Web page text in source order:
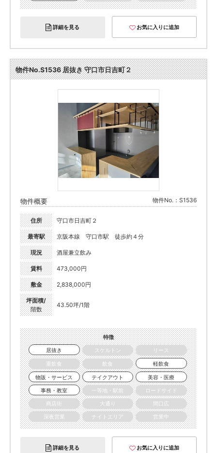
詳細を見る お気に入りに追加
物件No.S1536 居抜き 守口市日吉町２
物件概要 物件No.：S1536
住所 守口市日吉町２
最寄駅 京阪本線 守口市駅 徒歩約４分
現況 酒屋兼立飲み
賃料 473,000円
敷金 2,838,000円
坪面積/
階数
43.50坪/1階
特徴
居抜き
スケルトン
リース
重飲食
飲食
軽飲食
物販・サービス
テイクアウト
美容・医療
事務・教室
一等地・駅前
ロードサイド
商店街
大通り
間口広
深夜営業
ナイトエリア 営業中
詳細を見る お気に入りに追加